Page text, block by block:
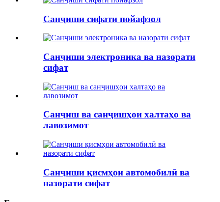
Санҷиши сифати пойафзол
Санҷиши электроника ва назорати
сифат
Санҷиш ва санҷишҳои халтаҳо ва
лавозимот
Санҷиши қисмҳои автомобилӣ ва
назорати сифат